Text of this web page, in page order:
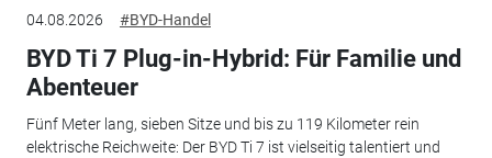
04.08.2026 #BYD-Handel
BYD Ti 7 Plug-in-Hybrid: Für Familie und
Abenteuer
Fünf Meter lang, sieben Sitze und bis zu 119 Kilometer rein
elektrische Reichweite: Der BYD Ti 7 ist vielseitig talentiert und